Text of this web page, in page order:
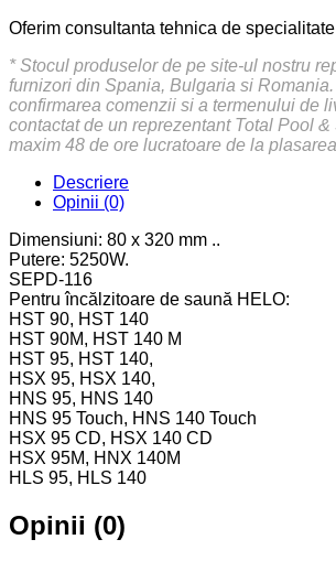
Oferim consultanta tehnica de specialitate
* Stocul produselor de pe site-ul nostru
furnizori din Spania, Bulgaria si
confirmarea comenzii si a termenului de
contactat de un reprezentant Total Pool
maxim 48 de ore lucratoare de la
Descriere
Opinii (0)
Dimensiuni: 80 x 320 mm ..
Putere: 5250W.
SEPD-116
Pentru încălzitoare de saună HELO:
HST 90, HST 140
HST 90M, HST 140 M
HST 95, HST 140,
HSX 95, HSX 140,
HNS 95, HNS 140
HNS 95 Touch, HNS 140 Touch
HSX 95 CD, HSX 140 CD
HSX 95M, HNX 140M
HLS 95, HLS 140
Opinii (0)